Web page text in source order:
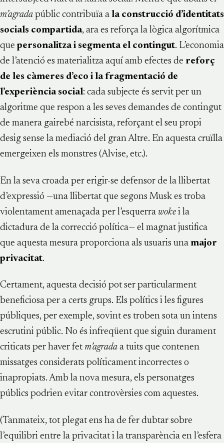
m’agrada públic contribuïa a la construcció d’identitats
socials compartida, ara es reforça la lògica algorítmica
quepersonalitza i segmenta el contingut. L’economia
de l’atenció es materialitza aquí amb efectes de reforç
de les càmeres d’eco i la fragmentació de
l’experiència social: cada subjecte és servit per un
algoritme que respon a les seves demandes de contingut
de manera gairebé narcisista, reforçant el seu propi
desig sense la mediació del gran Altre. En aquesta cruïlla
emergeixen els monstres (Alvise, etc.).
En la seva croada per erigir-se defensor de la llibertat
d’expressió —una llibertat que segons Musk es troba
violentament amenaçada per l’esquerra woke i la
dictadura de la correcció política— el magnat justifica
que aquesta mesura proporciona als usuaris una major
privacitat.
Certament, aquesta decisió pot ser particularment
beneficiosa per a certs grups. Els polítics i les figures
públiques, per exemple, sovint es troben sota un intens
escrutini públic. No és infreqüent que siguin durament
criticats per haver fetm’agrada a tuits que contenen
missatges considerats políticament incorrectes o
inapropiats. Amb la nova mesura, els personatges
públics podrien evitar controvèrsies com aquestes.
(Tanmateix, tot plegat ens ha de fer dubtar sobre
l’equilibri entre la privacitat i la transparència en l’esfera